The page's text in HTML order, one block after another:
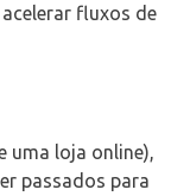
fluxos de
uma loja online),
passados para